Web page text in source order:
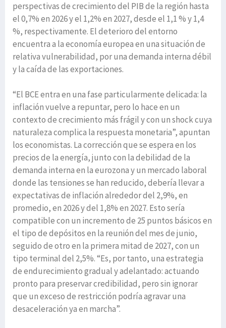
perspectivas de crecimiento del PIB de la región hasta
el 0,7% en 2026 y el 1,2% en 2027, desde el 1,1 % y 1,4
%, respectivamente. El deterioro del entorno
encuentra a la economía europea en una situación de
relativa vulnerabilidad, por una demanda interna débil
y la caída de las exportaciones.
“El BCE entra en una fase particularmente delicada: la
inflación vuelve a repuntar, pero lo hace en un
contexto de crecimiento más frágil y con un shock cuya
naturaleza complica la respuesta monetaria”, apuntan
los economistas. La corrección que se espera en los
precios de la energía, junto con la debilidad de la
demanda interna en la eurozona y un mercado laboral
donde las tensiones se han reducido, debería llevar a
expectativas de inflación alrededor del 2,9%, en
promedio, en 2026 y del 1,8% en 2027. Esto sería
compatible con un incremento de 25 puntos básicos en
el tipo de depósitos en la reunión del mes de junio,
seguido de otro en la primera mitad de 2027, con un
tipo terminal del 2,5%. “Es, por tanto, una estrategia
de endurecimiento gradual y adelantado: actuando
pronto para preservar credibilidad, pero sin ignorar
que un exceso de restricción podría agravar una
desaceleración ya en marcha”.